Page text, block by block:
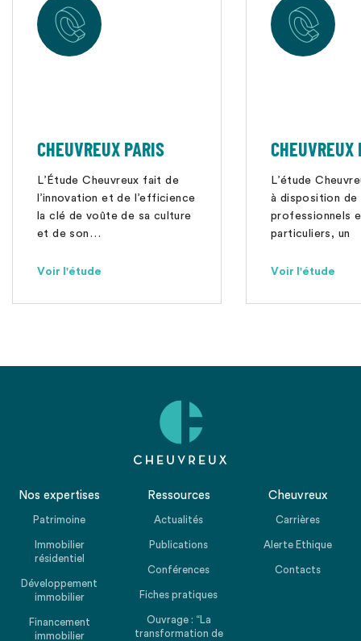
CHEUVREUX PARIS
L’Étude Cheuvreux fait de
l’innovation et de l’efficience
la clé de voûte de sa culture
et de son…
Voir l'étude
CHEUVREUX
L’étude
à disposition de
professionnels
particuliers, un
proximité
Voir l'étude
Nos expertises
Patrimoine
Immobilier
résidentiel
Développement
immobilier
Financement
immobilier
Ressources
Actualités
Publications
Conférences
Fiches pratiques
Ouvrage : “La
transformation de
Cheuvreux
Carrières
Alerte Ethique
Contacts